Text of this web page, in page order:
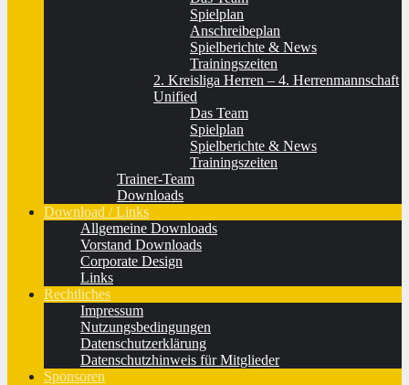
Spielplan
Anschreibeplan
Spielberichte & News
Trainingszeiten
2. Kreisliga Herren – 4. Herrenmannschaft
Unified
Das Team
Spielplan
Spielberichte & News
Trainingszeiten
Trainer-Team
Downloads
Download / Links
Allgemeine Downloads
Vorstand Downloads
Corporate Design
Links
Rechtliches
Impressum
Nutzungsbedingungen
Datenschutzerklärung
Datenschutzhinweis für Mitglieder
Sponsoren